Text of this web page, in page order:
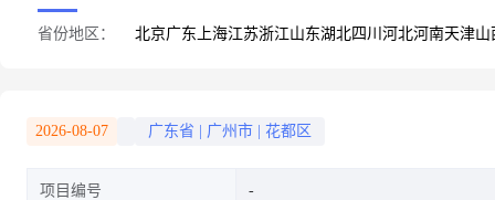
省份地区： 北京广东 上海江苏浙江山东湖北四川 河北河南天津山
2026-08-07 广东省 广州市 花都区
项目编号